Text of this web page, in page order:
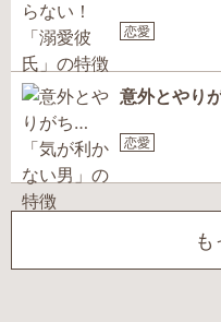
恋愛
意外とやり
恋愛
も